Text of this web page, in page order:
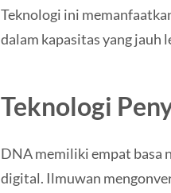
Teknologi ini
dalam kapasitas yang
Teknologi
DNA memiliki empat basa
digital. Ilmuwan